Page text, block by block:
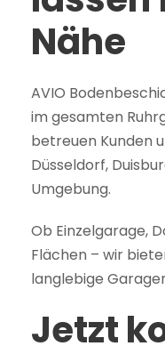
Nähe
AVIO
im gesamten
betreuen Kunden
Düsseldorf,
Umgebung.
Ob Einzelgarage,
Flächen – wir
langlebige
Jetzt